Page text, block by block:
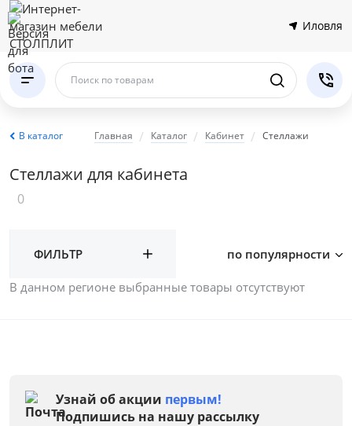
Иловля
Поиск по товарам
В каталог Главная Каталог Кабинет Стеллажи
Стеллажи для кабинета
0
ФИЛЬТР по популярности
В данном регионе выбранные товары отсутствуют
Узнай об акции первым!
Подпишись на нашу рассылку